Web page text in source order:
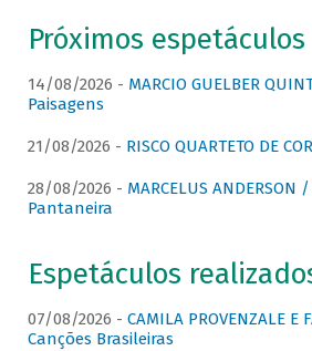
Próximos espetáculos
14/08/2026 - MARCIO GUELBER
Paisagens
21/08/2026 - RISCO QUARTETO DE
28/08/2026 - MARCELUS
Pantaneira
Espetáculos
07/08/2026 - CAMILA PROVENZALE E
Canções Brasileiras